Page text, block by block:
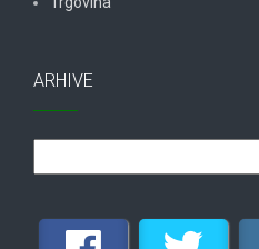
ARHIVE